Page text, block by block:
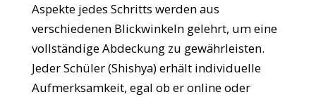
Aspekte jedes Schritts werden aus
verschiedenen Blickwinkeln gelehrt, um eine
vollständige Abdeckung zu gewährleisten.
Jeder Schüler (Shishya) erhält individuelle
Aufmerksamkeit, egal ob er online oder